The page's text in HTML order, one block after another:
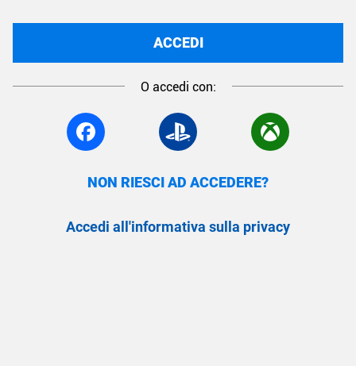
ACCEDI
O accedi con:
NON RIESCI AD ACCEDERE?
Accedi all'informativa sulla privacy